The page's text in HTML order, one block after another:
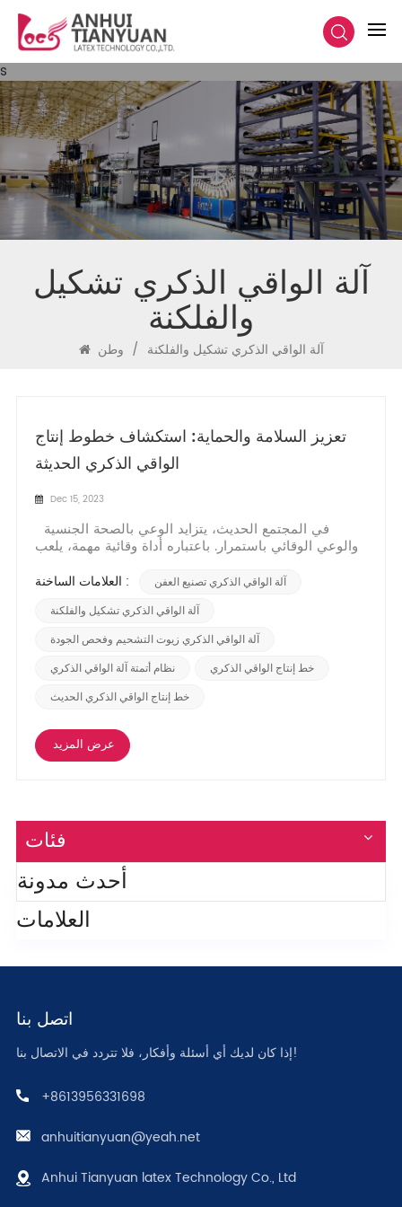
s
آلة الواقي الذكري تشكيل
والفلكنة
وطن / آلة الواقي الذكري تشكيل والفلكنة
تعزيز السلامة والحماية: استكشاف خطوط إنتاج
الواقي الذكري الحديثة
Dec 15, 2023
والوعي الوقائي باستمرار. باعتباره أداة وقائية مهمة، يلعب
المنقولة جنسيًا وتجنب الحمل غير المقصود. ومن أجل تلبية
التكنولوجيا المتقدمة ومعايي...
العلامات الساخنة : آلة الواقي الذكري تصنيع العفن
آلة الواقي الذكري تشكيل والفلكنة
آلة الواقي الذكري زيوت التشحيم وفحص الجودة
نظام أتمتة آلة الواقي الذكري خط إنتاج الواقي الذكري
خط إنتاج الواقي الذكري الحديث
عرض المزيد
فئات
أحدث مدونة
العلامات
اتصل بنا
إذا كان لديك أي أسئلة وأفكار، فلا تتردد في الاتصال بنا!
+8613956331698
anhuitianyuan@yeah.net
Anhui Tianyuan latex Technology Co., Ltd